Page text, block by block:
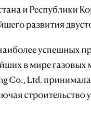
и Республики
развития
успешных
в мире
Co., Ltd.
строительство